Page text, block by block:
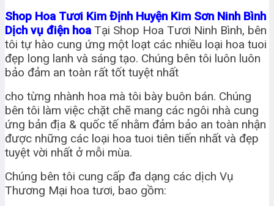
Shop Hoa Tươi Kim Định Huyện Kim Sơn Ninh Bình
Dịch vụ điện hoaTại Shop Hoa Tươi Ninh Bình, bên
tôi tự hào cung ứng một loạt các nhiều loại hoa tuoi
đẹp long lanh và sáng tạo. Chúng bên tôi luôn luôn
bảo đảm an toàn rất tốt tuyệt nhất
cho từng nhành hoa mà tôi bày buôn bán. Chúng
bên tôi làm việc chặt chẽ mang các ngôi nhà cung
ứng bản địa & quốc tế nhằm đảm bảo an toàn nhận
được những các loại hoa tuoi tiên tiến nhất và đẹp
tuyệt vời nhất ở mỗi mùa.
Chúng bên tôi cung cấp đa dạng các dịch Vụ
Thương Mại hoa tươi, bao gồm: